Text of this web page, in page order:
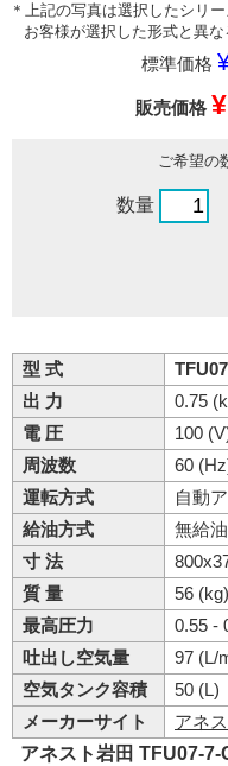
＊上記の写真は選択したシリー
お客様が選択した形式と異な
標準価格
販売価格
ご希望の
数量
型 式
出 力
0.75
電 圧
100
周波数
60
運転方式
自動
給油方式
無給
寸 法
質 量
56 (kg)
最高圧力
0.55 -
吐出し空気量
97 (L/
空気タンク容積
50 (L)
メーカーサイト
アネ
アネスト岩田 TFU07-7-